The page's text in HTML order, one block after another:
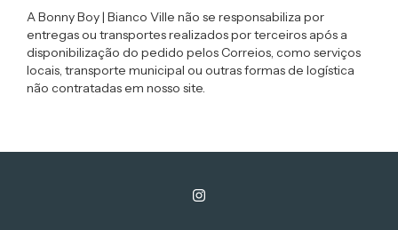
A Bonny Boy | Bianco Ville não se responsabiliza por
entregas ou transportes realizados por terceiros após a
disponibilização do pedido pelos Correios, como serviços
locais, transporte municipal ou outras formas de logística
não contratadas em nosso site.